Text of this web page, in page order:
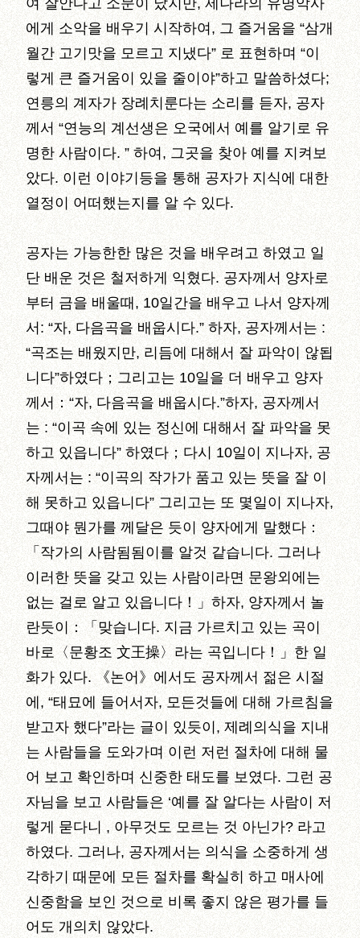
여 잘안다고 소문이 났지만, 제나라의 유명악사
에게 소악을 배우기 시작하여, 그 즐거움을 “삼개
월간 고기맛을 모르고 지냈다” 로 표현하며 “이
렇게 큰 즐거움이 있을 줄이야”하고 말씀하셨다;
연릉의 계자가 장례치룬다는 소리를 듣자, 공자
께서 “연능의 계선생은 오국에서 예를 알기로 유
명한 사람이다. ” 하여, 그곳을 찾아 예를 지켜보
았다. 이런 이야기등을 통해 공자가 지식에 대한
열정이 어떠했는지를 알 수 있다.
공자는 가능한한 많은 것을 배우려고 하였고 일
단 배운 것은 철저하게 익혔다. 공자께서 양자로
부터 금을 배울때, 10일간을 배우고 나서 양자께
서: “자, 다음곡을 배웁시다.” 하자, 공자께서는 :
“곡조는 배웠지만, 리듬에 대해서 잘 파악이 않됩
니다”하였다；그리고는 10일을 더 배우고 양자
께서：“자, 다음곡을 배웁시다.”하자, 공자께서
는 : “이곡 속에 있는 정신에 대해서 잘 파악을 못
하고 있읍니다” 하였다；다시 10일이 지나자, 공
자께서는 : “이곡의 작가가 품고 있는 뜻을 잘 이
해 못하고 있읍니다” 그리고는 또 몇일이 지나자,
그때야 뭔가를 께달은 듯이 양자에게 말했다：
「작가의 사람됨됨이를 알것 같습니다. 그러나
이러한 뜻을 갖고 있는 사람이라면 문왕외에는
없는 걸로 알고 있읍니다！」하자, 양자께서 놀
란듯이：「맞습니다. 지금 가르치고 있는 곡이
바로〈문황조 文王操〉라는 곡입니다！」한 일
화가 있다. 《논어》에서도 공자께서 젊은 시절
에, “태묘에 들어서자, 모든것들에 대해 가르침을
받고자 했다”라는 글이 있듯이, 제례의식을 지내
는 사람들을 도와가며 이런 저런 절차에 대해 물
어 보고 확인하며 신중한 태도를 보였다. 그런 공
자님을 보고 사람들은 ‘예를 잘 알다는 사람이 저
렇게 묻다니 , 아무것도 모르는 것 아닌가? 라고
하였다. 그러나, 공자께서는 의식을 소중하게 생
각하기 때문에 모든 절차를 확실히 하고 매사에
신중함을 보인 것으로 비록 좋지 않은 평가를 들
어도 개의치 않았다.